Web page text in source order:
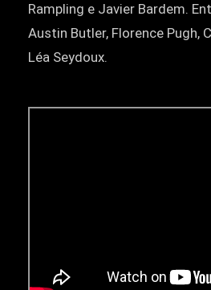
Rampling e Javier Bardem.
Austin Butler, Florence Pugh,
Léa Seydoux.